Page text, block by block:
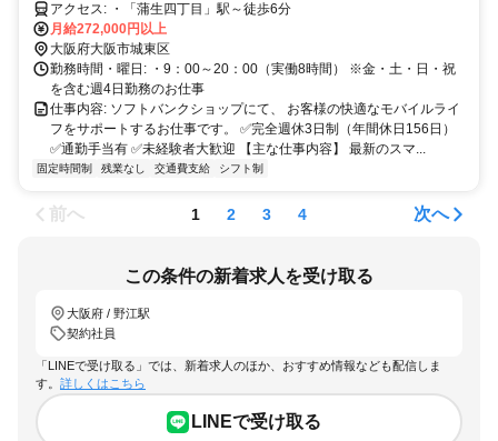
アクセス: ・「蒲生四丁目」駅～徒歩6分
月給272,000円以上
大阪府大阪市城東区
勤務時間・曜日: ・9：00～20：00（実働8時間） ※金・土・日・祝
を含む週4日勤務のお仕事
仕事内容: ソフトバンクショップにて、 お客様の快適なモバイルライ
フをサポートするお仕事です。 ✅完全週休3日制（年間休日156日）
✅通勤手当有 ✅未経験者大歓迎 【主な仕事内容】 最新のスマ...
固定時間制 残業なし 交通費支給 シフト制
前へ 1 2 3 4 次へ
この条件の新着求人を受け取る
大阪府 / 野江駅
契約社員
「LINEで受け取る」では、新着求人のほか、おすすめ情報なども配信しま
す。 詳しくはこちら
LINEで受け取る